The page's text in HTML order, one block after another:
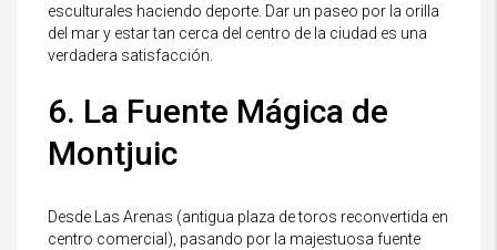
esculturales haciendo deporte. Dar un paseo por la orilla
del mar y estar tan cerca del centro de la ciudad es una
verdadera satisfacción.
6. La Fuente Mágica de
Montjuic
Desde Las Arenas (antigua plaza de toros reconvertida en
centro comercial), pasando por la majestuosa fuente